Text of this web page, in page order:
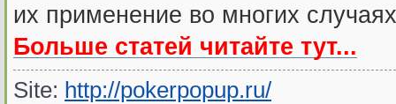
их применение во многих
Больше статей читайте тут...
Site: http://pokerpopup.ru/